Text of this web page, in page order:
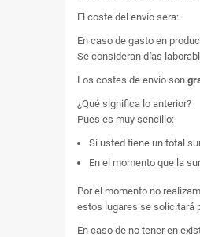
El coste del envío sera:
En caso de gasto en
Se consideran días
Los costes de envío son
¿Qué significa lo anterior?
Pues es muy sencillo:
Si usted tiene un total
En el momento que la
Por el momento no
estos lugares se solicitará
En caso de no tener en